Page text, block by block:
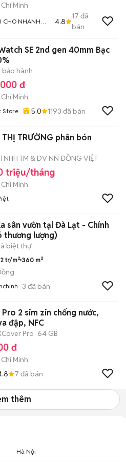
Minh
CHO NHANH
4.8
17 đã
bán
SE 2nd gen 40mm Bạc
bảo hành
đ
Minh
Store 5.0 1193 đã bán
THỊ TRƯỜNG phân bón
TM & DV NN ĐỒNG VIỆT
triệu/tháng
Minh
sân vườn tại Đà Lạt - Chính
thương lượng)
biệt thự
tr/m² 360 m²
3 đã bán
2 sim zin chống nước,
đập, NFC
Pro 64 GB
đ
Minh
7 đã bán
thêm
Hà Nội